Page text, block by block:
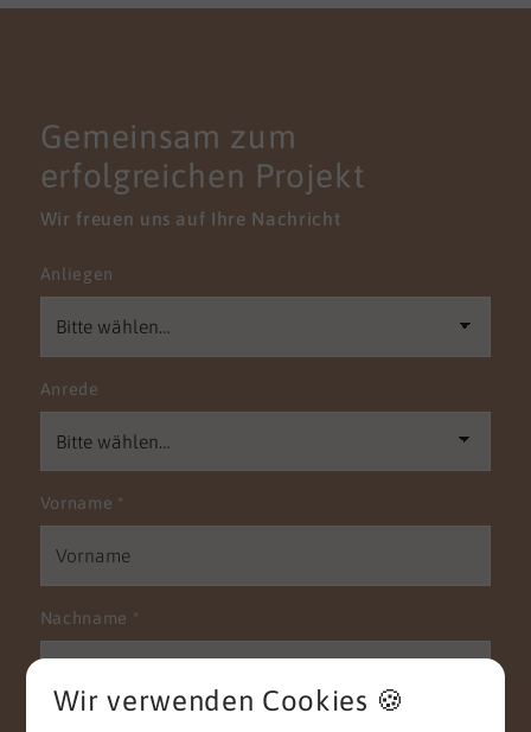
Gemeinsam zum
erfolgreichen Projekt
Wir freuen uns auf Ihre Nachricht
Anliegen
Anrede
Vorname *
Nachname *
Wir verwenden Cookies 🍪